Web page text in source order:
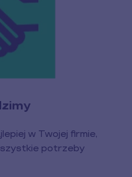
w Twojej firmie,
potrzeby